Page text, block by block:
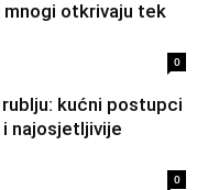
otkrivaju tek
0
kućni postupci
najosjetljivije
0